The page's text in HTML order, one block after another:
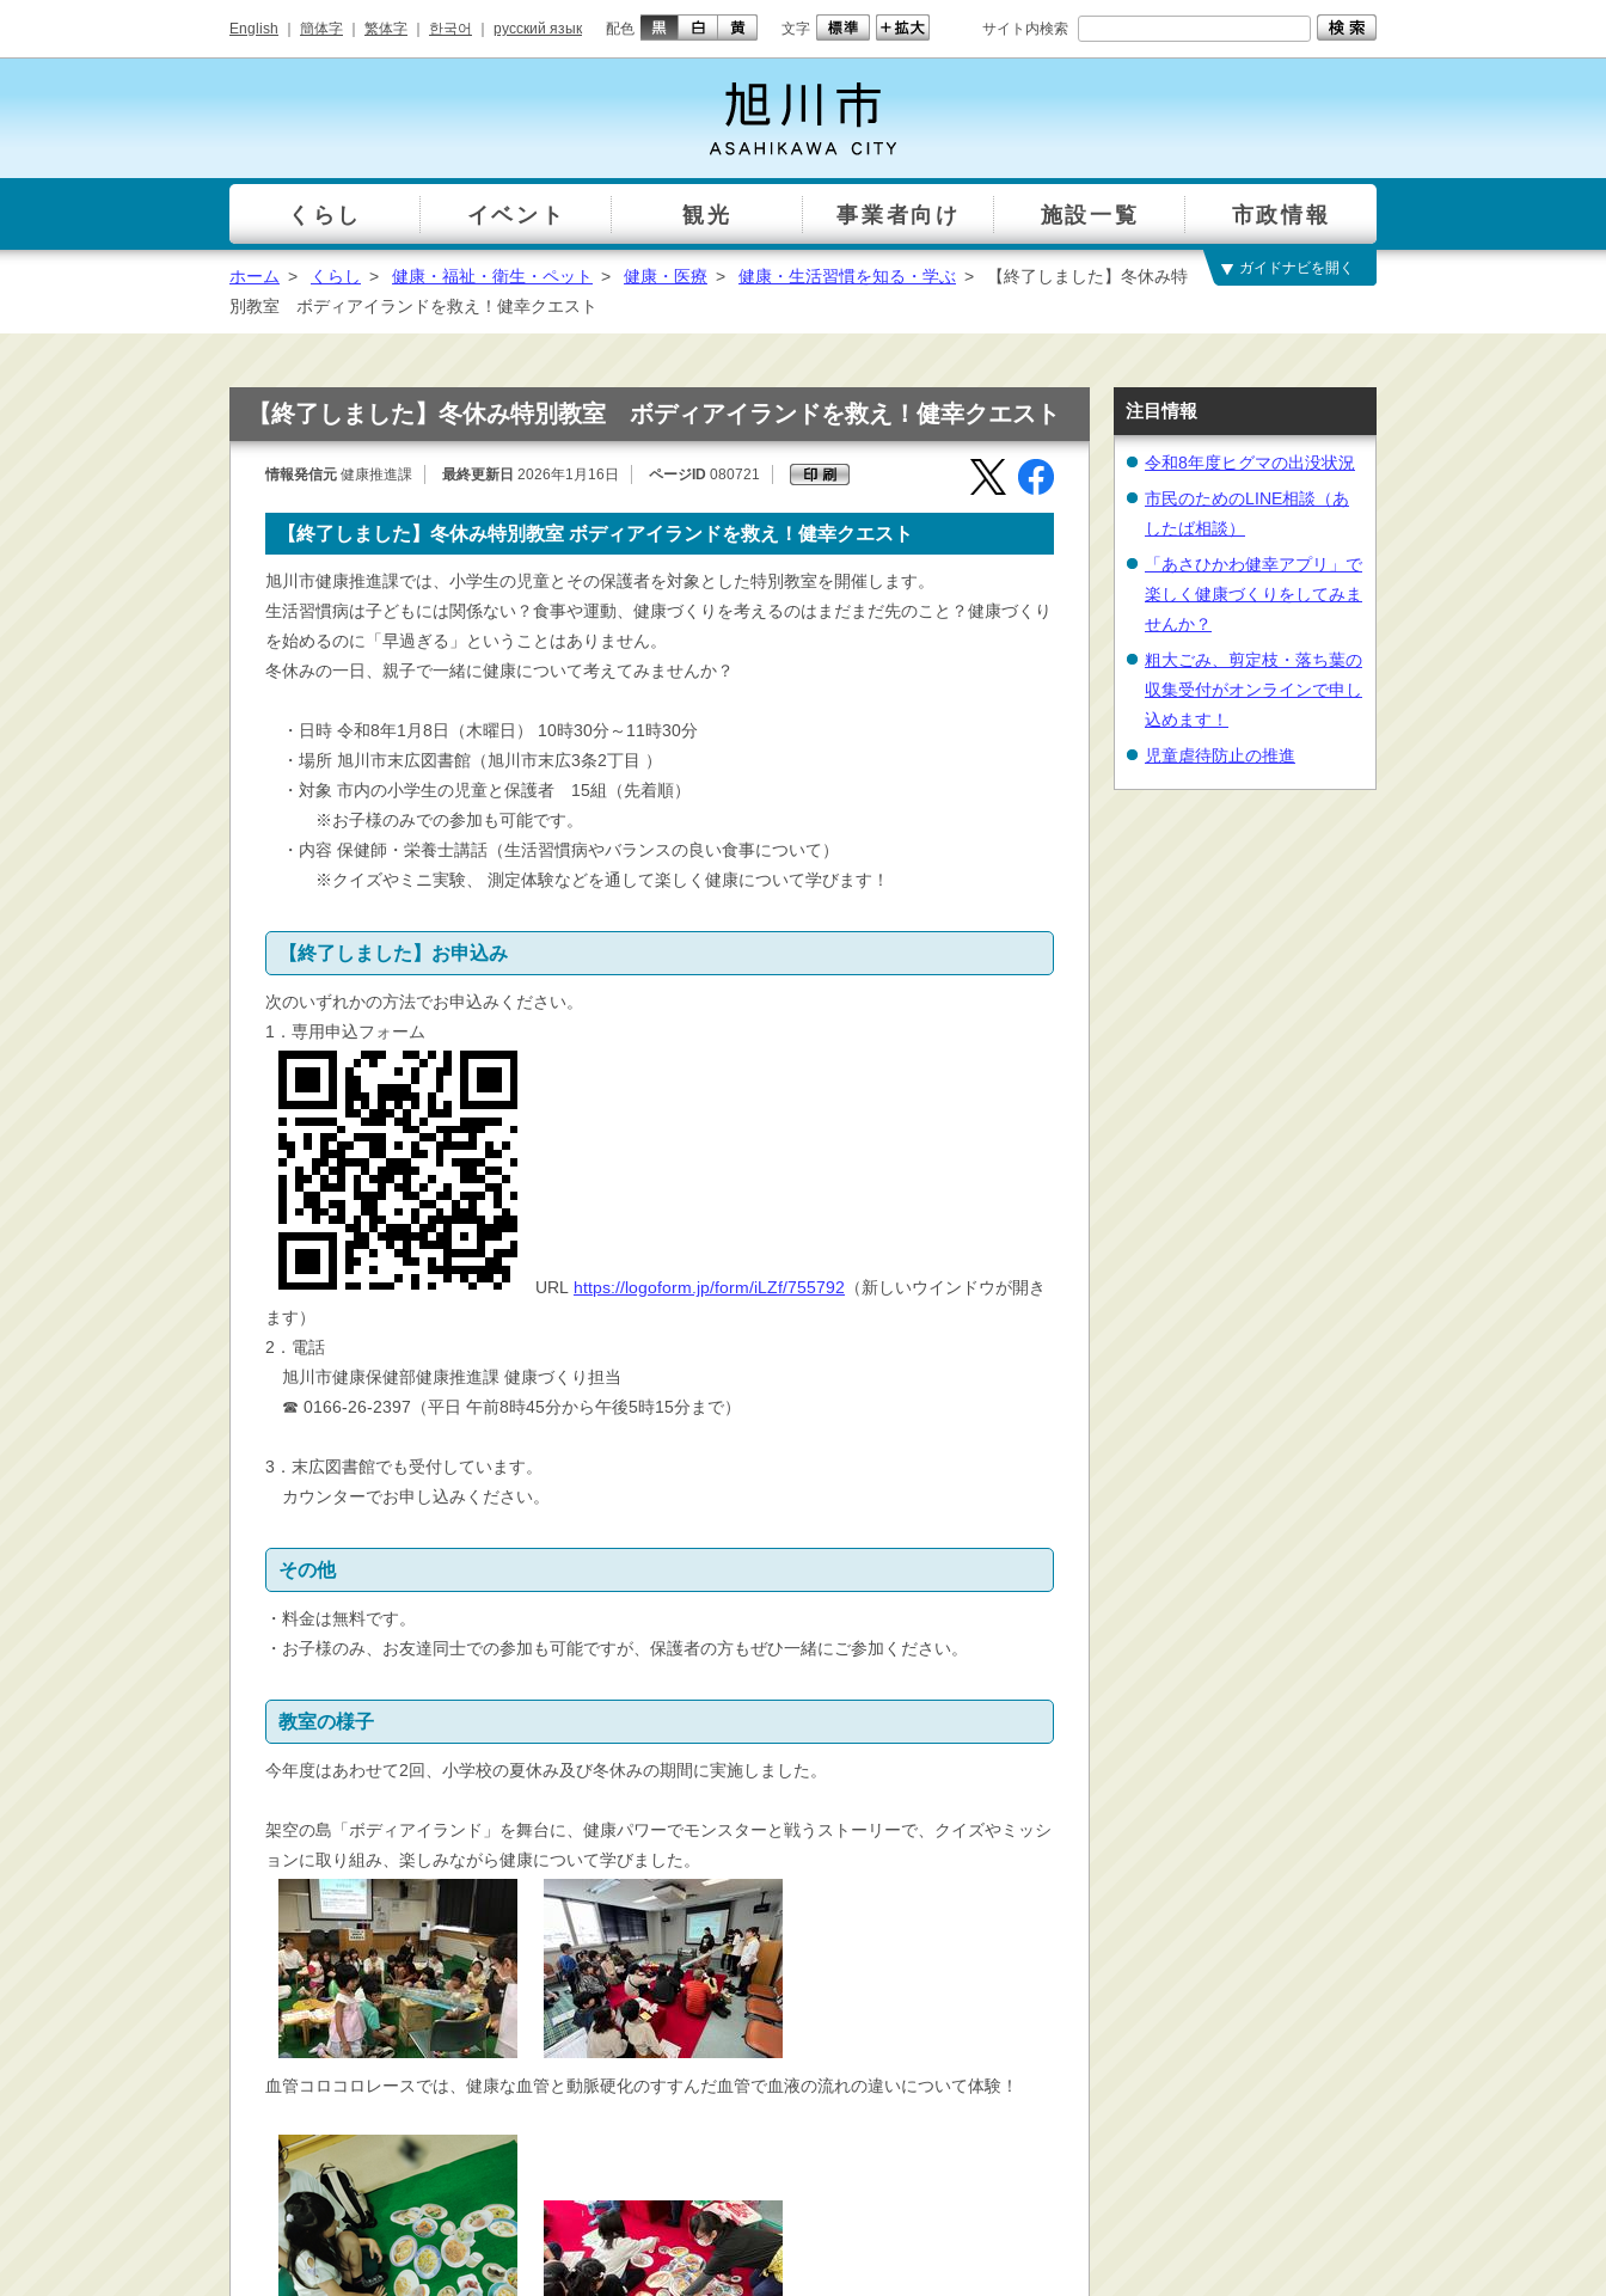
English 簡体字 繁体字 한국어 русский язык 配色 文字 サイト内検索
一覧
くらし イベント 観光 事業者向け 施設一覧 市政情報
総合窓口
手続き・届出（戸籍・
健康・福祉・衛生・ペ
ット
子育て・学校教育
境保全
防災・安全
学ぶ・文化・スポーツ
産業・しごと・消費生
移住情報
住宅・土地・都市計画
市民活動・参加・地域
まちづくり
市議会・選挙
その他
ガイドナビを開く
ホーム > くらし > 健康・福祉・衛生・ペット > 健康・医療 > 健康・生活習慣を知る・学ぶ >
【終了しました】冬休み特
別教室 ボディアイランドを救え！健幸クエスト
【終了しました】冬休み特別教室 ボディアイランドを救え！健幸クエスト
情報発信元 健康推進課 最終更新日 2026年1月16日 ページID 080721
【終了しました】冬休み特別教室 ボディアイランドを救え！健幸クエスト
旭川市健康推進課では、小学生の児童とその保護者を対象とした特別教室を開催します。
生活習慣病は子どもには関係ない？食事や運動、健康づくりを考えるのはまだまだ先のこと？健康づくり
を始めるのに「早過ぎる」ということはありません。
冬休みの一日、親子で一緒に健康について考えてみませんか？
・日時 令和8年1月8日（木曜日） 10時30分～11時30分
・場所 旭川市末広図書館（旭川市末広3条2丁目 ）
・対象 市内の小学生の児童と保護者 15組（先着順）
※お子様のみでの参加も可能です。
・内容 保健師・栄養士講話（生活習慣病やバランスの良い食事について）
※クイズやミニ実験、 測定体験などを通して楽しく健康について学びます！
【終了しました】お申込み
次のいずれかの方法でお申込みください。
1．専用申込フォーム
URL https://logoform.jp/form/iLZf/755792 （新しいウインドウが開き
ます）
2．電話
旭川市健康保健部健康推進課 健康づくり担当
☎ 0166-26-2397（平日 午前8時45分から午後5時15分まで）
3．末広図書館でも受付しています。
カウンターでお申し込みください。
その他
・料金は無料です。
・お子様のみ、お友達同士での参加も可能ですが、保護者の方もぜひ一緒にご参加ください。
教室の様子
今年度はあわせて2回、小学校の夏休み及び冬休みの期間に実施しました。
架空の島「ボディアイランド」を舞台に、健康パワーでモンスターと戦うストーリーで、クイズやミッシ
ョンに取り組み、楽しみながら健康について学びました。
血管コロコロレースでは、健康な血管と動脈硬化のすすんだ血管で血液の流れの違いについて体験！
注目情報
令和8年度ヒグマの出没状況
市民のためのLINE相談（あ
したば相談）
「あさひかわ健幸アプリ」で
楽しく健康づくりをしてみま
せんか？
粗大ごみ、剪定枝・落ち葉の
収集受付がオンラインで申し
込めます！
児童虐待防止の推進